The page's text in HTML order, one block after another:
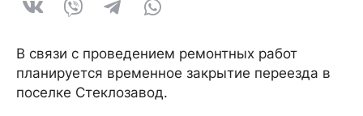
В связи с проведением ремонтных работ
планируется временное закрытие переезда в
поселке Стеклозавод.